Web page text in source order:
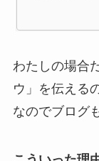
わたしの場合
ウ」を伝える
なのでブログ